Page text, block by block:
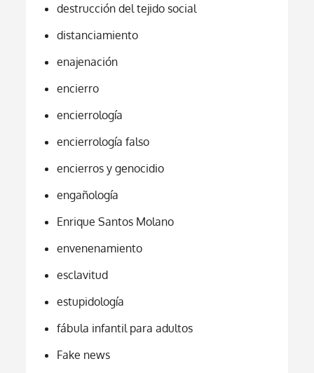
destrucción del tejido social
distanciamiento
enajenación
encierro
encierrología
encierrología falso
encierros y genocidio
engañología
Enrique Santos Molano
envenenamiento
esclavitud
estupidología
fábula infantil para adultos
Fake news